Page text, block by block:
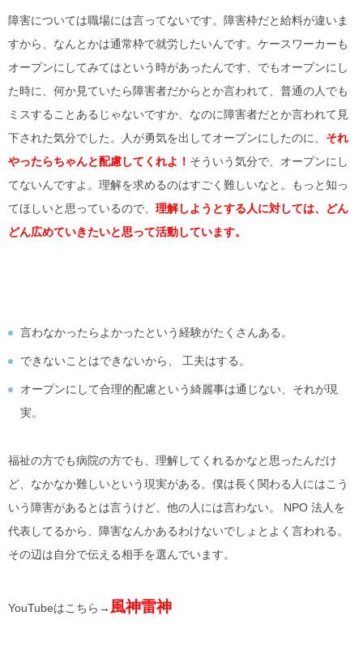
障害については職場には言ってないです。障害枠だと給料が違いま
すから、なんとかは通常枠で就労したいんです。ケースワーカーも
オープンにしてみてはという時があったんです、でもオープンにし
た時に、何か見ていたら障害者だからとか言われて、普通の人でも
ミスすることあるじゃないですか、なのに障害者だとか言われて見
下された気分でした。人が勇気を出してオープンにしたのに、 それ
やったらちゃんと配慮してくれよ！ そういう気分で、オープンにし
てないんですよ。理解を求めるのはすごく難しいなと。もっと知っ
てほしいと思っているので、 理解しようとする人に対しては、どん
どん広めていきたいと思って活動しています。
言わなかったらよかったという経験がたくさんある。
できないことはできないから、 工夫はする。
オープンにして合理的配慮という綺麗事は通じない、それが現
実。
福祉の方でも病院の方でも、理解してくれるかなと思ったんだけ
ど、なかなか難しいという現実がある。僕は長く関わる人にはこう
いう障害があるとは言うけど、他の人には言わない。 NPO 法人を
代表してるから、障害なんかあるわけないでしょとよく言われる。
その辺は自分で伝える相手を選んでいます。
YouTubeはこちら→ 風神雷神